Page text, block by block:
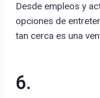
Desde empleos y
opciones de
tan cerca es una
6.